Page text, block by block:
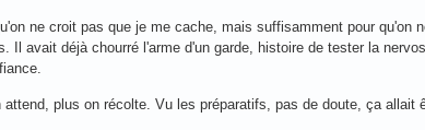
ne croit pas que je me cache, mais suffisamment pour qu'on
Il avait déjà chourré l'arme d'un garde, histoire de tester la
plus on récolte. Vu les préparatifs, pas de doute, ça allait